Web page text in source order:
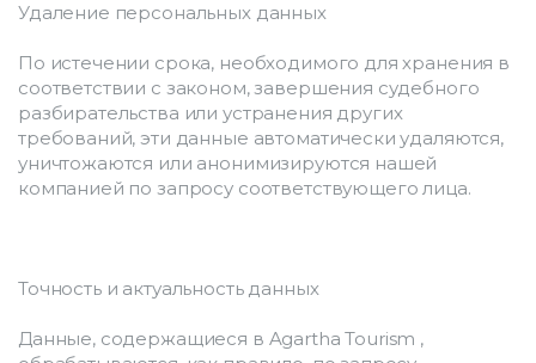
Удаление персональных данных
По истечении срока, необходимого для хранения в
соответствии с законом, завершения судебного
разбирательства или устранения других
требований, эти данные автоматически удаляются,
уничтожаются или анонимизируются нашей
компанией по запросу соответствующего лица.
Точность и актуальность данных
Данные, содержащиеся в Agartha Tourism ,